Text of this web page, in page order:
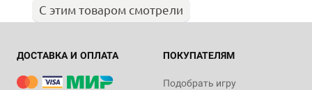
С этим товаром смотрели
ДОСТАВКА И ОПЛАТА ПОКУПАТЕЛЯМ
Подобрать игру